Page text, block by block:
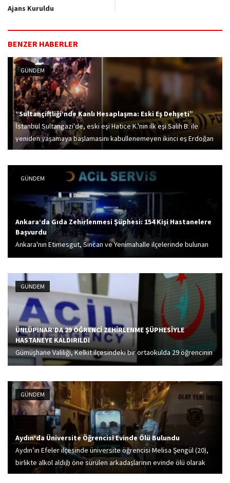
Ajans Kuruldu
BENZER HABERLER
GÜNDEM
“Sultançiftliği’nde Kanlı Hesaplaşma: Eski Eş Dehşeti”
İstanbul Sultangazi'de, eski eşi Hatice K.'nin ilk eşi Salih B. ile
yeniden yaşamaya başlamasını kabullenemeyen ikinci eş Erdoğan
A., ikilinin alışveriş yaptığı sırada Salih B.'ye silahla ateş etti. Salih
B....
GÜNDEM
Ankara’da Gıda Zehirlenmesi Şüphesi: 154 Kişi Hastanelere
Başvurdu
Ankara'nın Etimesgut, Sincan ve Yenimahalle ilçelerinde bulunan
inşaat şantiyelerinden ve bazı ikamet adreslerinden 154 kişi,
Bölgeye gönderilen ekipler, vatandaşların aynı yemek
şirketinden tavuk döner...
GÜNDEM
ÜNLÜPINAR’DA 29 ÖĞRENCİ ZEHİRLENME ŞÜPHESİYLE
HASTANEYE KALDIRILDI
Gümüşhane Valiliği, Kelkit ilçesindeki bir ortaokulda 29 öğrencinin
mide bulantısı, kusma ve karın ağrısı şikayetiyle hastanede
GÜNDEM
Aydın’da Üniversite Öğrencisi Evinde Ölü Bulundu
Aydın’ın Efeler ilçesinde üniversite öğrencisi Melisa Şengül (20),
birlikte alkol aldığı öne sürülen arkadaşlarının evinde ölü olarak
bulundu.